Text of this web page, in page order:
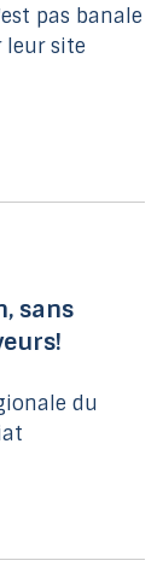
pas banale
leur site
sans
du